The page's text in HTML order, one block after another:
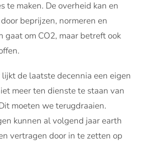
te maken. De overheid kan en
beprijzen, normeren en
gaat om CO2, maar betreft ook
de laatste decennia een eigen
meer ten dienste te staan van
moeten we terugdraaien.
kunnen al volgend jaar earth
vertragen door in te zetten op